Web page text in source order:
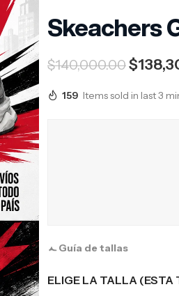
Skeachers
$140,000.00$
159 Items sold in last 3
Guía de tallas
ELIGE LA TALLA (ESTA